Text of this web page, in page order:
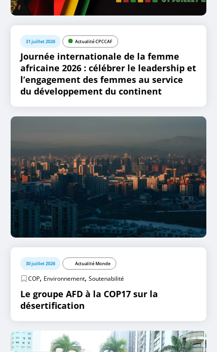
31 juillet 2026 Actualité CPCCAF
Journée internationale de la femme
africaine 2026 : célébrer le leadership et
l’engagement des femmes au service
du développement du continent
30 juillet 2026 Actualité Monde
COP, Environnement,Soutenabilité
Le groupe AFD à la COP17 sur la
désertification